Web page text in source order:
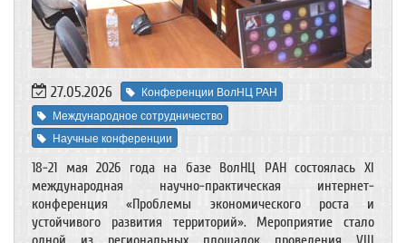
27.05.2026
Конференции ВолНЦ РАН
Международное сотрудничество
Научные конференции
18-21 мая 2026 года на базе ВолНЦ РАН состоялась XI
международная научно-практическая интернет-
конференция «Проблемы экономического роста и
устойчивого развития территорий». Мероприятие стало